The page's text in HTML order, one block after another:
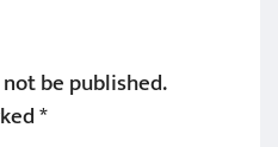
be published.
*